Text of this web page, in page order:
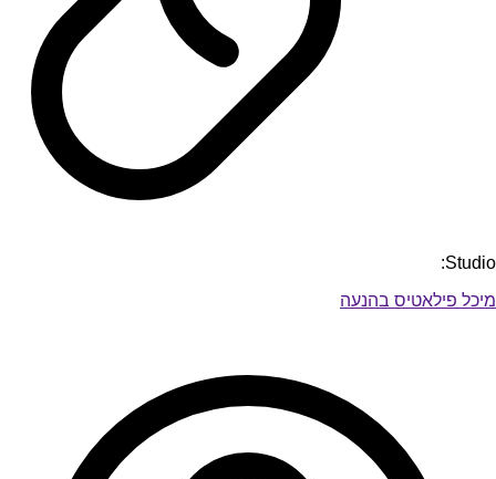
Studio:
מיכל פילאטיס בהנעה